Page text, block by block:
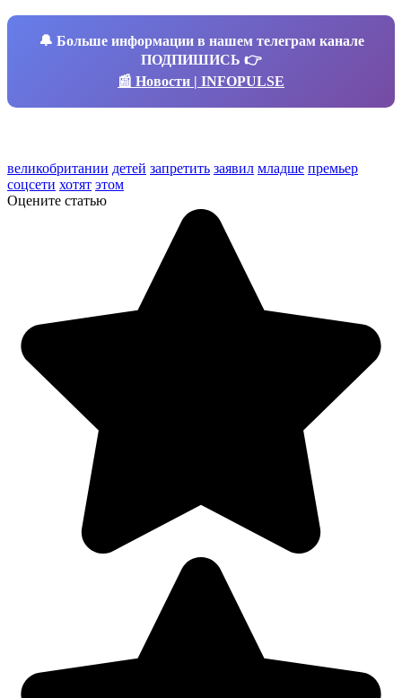
🔔 Больше информации в нашем телеграм канале
ПОДПИШИСЬ 👉
📰 Новости | INFOPULSE
великобритании детей запретить заявил младше премьер
соцсети хотят этом
Оцените статью